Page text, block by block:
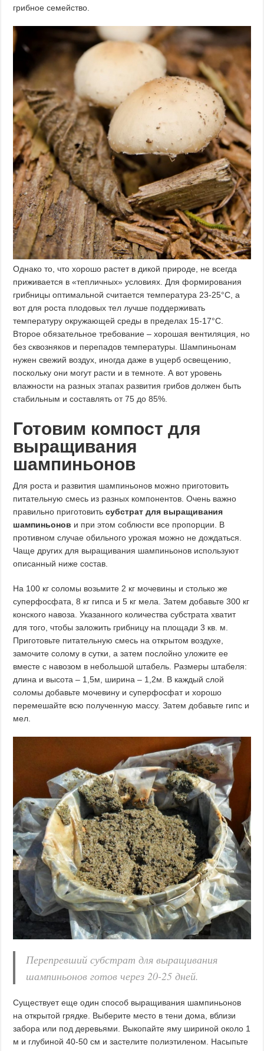
грибное семейство.
Однако то, что хорошо растет в дикой природе, не всегда
приживается в «тепличных» условиях. Для формирования
грибницы оптимальной считается температура 23-25°C, а
вот для роста плодовых тел лучше поддерживать
температуру окружающей среды в пределах 15-17°C.
Второе обязательное требование – хорошая вентиляция, но
без сквозняков и перепадов температуры. Шампиньонам
нужен свежий воздух, иногда даже в ущерб освещению,
поскольку они могут расти и в темноте. А вот уровень
влажности на разных этапах развития грибов должен быть
стабильным и составлять от 75 до 85%.
Готовим компост для
выращивания
шампиньонов
Для роста и развития шампиньонов можно приготовить
питательную смесь из разных компонентов. Очень важно
правильно приготовитьсубстрат для выращивания
шампиньонов и при этом соблюсти все пропорции. В
противном случае обильного урожая можно не дождаться.
Чаще других для выращивания шампиньонов используют
описанный ниже состав.
На 100 кг соломы возьмите 2 кг мочевины и столько же
суперфосфата, 8 кг гипса и 5 кг мела. Затем добавьте 300 кг
конского навоза. Указанного количества субстрата хватит
для того, чтобы заложить грибницу на площади 3 кв. м.
Приготовьте питательную смесь на открытом воздухе,
замочите солому в сутки, а затем послойно уложите ее
вместе с навозом в небольшой штабель. Размеры штабеля:
длина и высота – 1,5м, ширина – 1,2м. В каждый слой
соломы добавьте мочевину и суперфосфат и хорошо
перемешайте всю полученную массу. Затем добавьте гипс и
мел.
Перепревший субстрат для выращивания
шампиньонов готов через 20-25 дней.
Существует еще один способ выращивания шампиньонов
на открытой грядке. Выберите место в тени дома, вблизи
забора или под деревьями. Выкопайте яму шириной около 1
м и глубиной 40-50 см и застелите полиэтиленом. Насыпьте